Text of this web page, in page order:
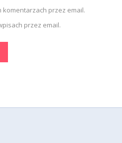
komentarzach przez email.
przez email.